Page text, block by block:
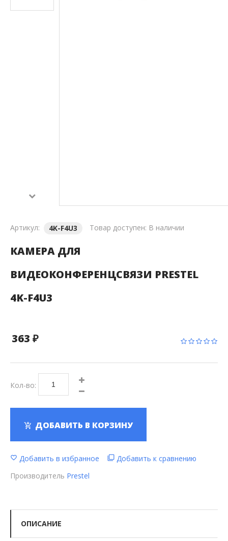
Артикул: 4K-F4U3 Товар доступен: В наличии
КАМЕРА ДЛЯ
ВИДЕОКОНФЕРЕНЦСВЯЗИ PRESTEL
4K-F4U3
363 ₽
Кол-во:
ДОБАВИТЬ В КОРЗИНУ
Добавить в избранное
Добавить к сравнению
Производитель Prestel
ОПИСАНИЕ